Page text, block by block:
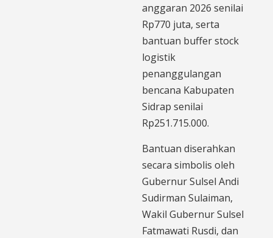
anggaran 2026 senilai
Rp770 juta, serta
bantuan buffer stock
logistik
penanggulangan
bencana Kabupaten
Sidrap senilai
Rp251.715.000.
Bantuan diserahkan
secara simbolis oleh
Gubernur Sulsel Andi
Sudirman Sulaiman,
Wakil Gubernur Sulsel
Fatmawati Rusdi, dan